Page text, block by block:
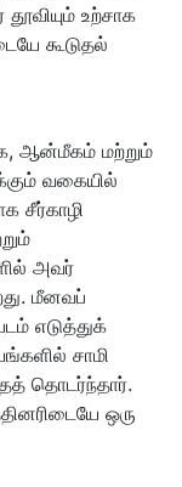
உற்சாக
கூடுதல்
ஆன்மீகம் மற்றும்
வகையில்
சீர்காழி
அவர்
மீனவப்
எடுத்துக்
சாமி
தொடர்ந்தார்.
ஒரு